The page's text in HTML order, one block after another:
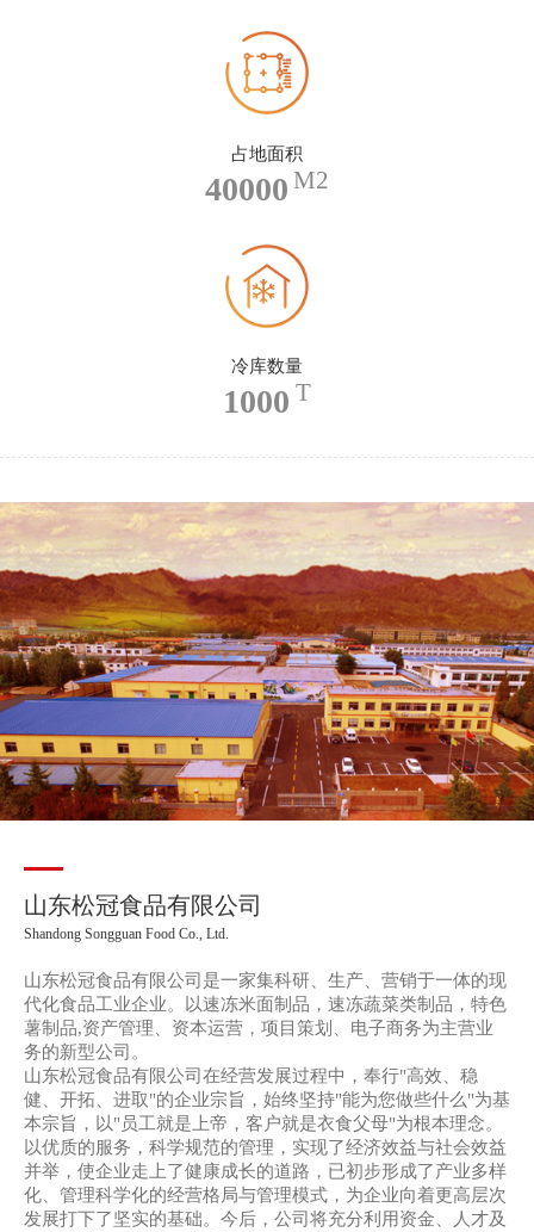
占地面积
40000 M2
冷库数量
1000 T
山东松冠食品有限公司
Shandong Songguan Food Co., Ltd.
山东松冠食品有限公司是一家集科研、生产、营销于一体的现
代化食品工业企业。以速冻米面制品，速冻蔬菜类制品，特色
薯制品,资产管理、资本运营，项目策划、电子商务为主营业
务的新型公司。
山东松冠食品有限公司在经营发展过程中，奉行"高效、稳
健、开拓、进取"的企业宗旨，始终坚持"能为您做些什么"为基
本宗旨，以"员工就是上帝，客户就是衣食父母"为根本理念。
以优质的服务，科学规范的管理，实现了经济效益与社会效益
并举，使企业走上了健康成长的道路，已初步形成了产业多样
化、管理科学化的经营格局与管理模式，为企业向着更高层次
发展打下了坚实的基础。今后，公司将充分利用资金、人才及